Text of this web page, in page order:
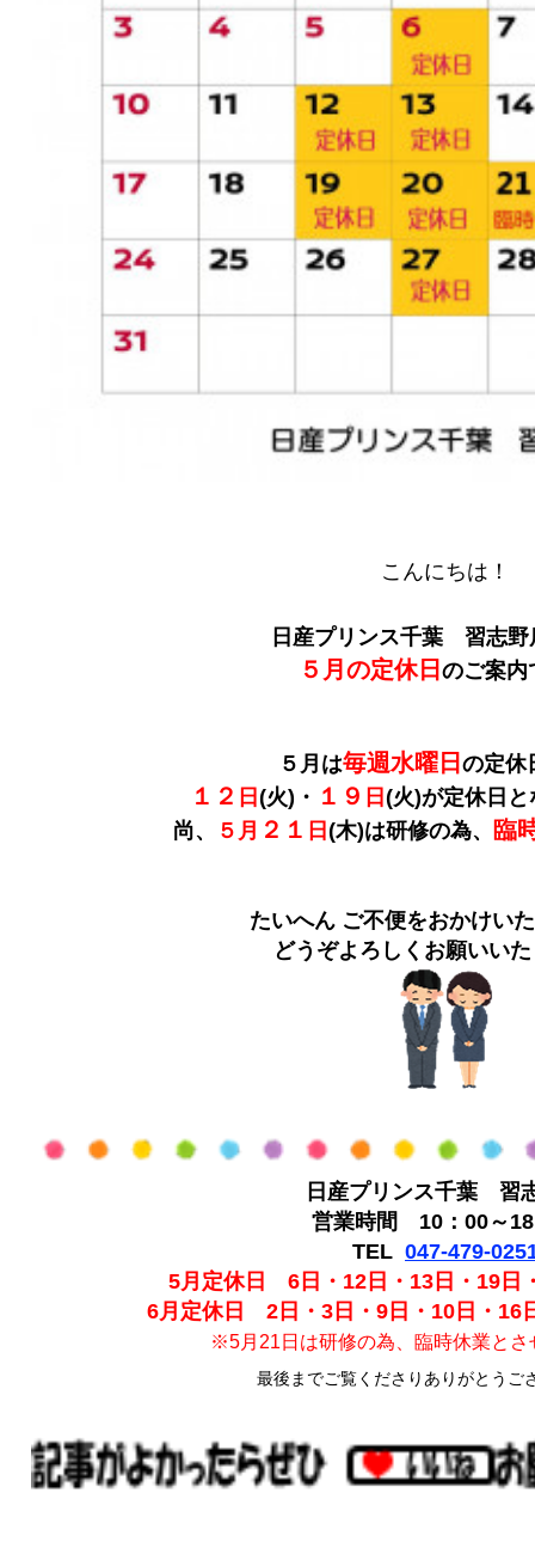
こんにちは！
日産プリンス千葉 習志野
５月の定休日 のご案内
５月は毎週水曜日 の定休
１２ 日 (火)・ １９ 日 (火)が定休日
尚、
５月 ２１ 日 (木)は研修の為、 臨
たいへん ご不便をおかけい
どうぞよろしくお願いい
日産プリンス千葉 習
営業時間 10：00～
TEL 047-479-
5月定休日 6日・12日・13日・19日
6月定休日 2日・3日・9日・10日・16
※5月21日は研修の為、臨時休業とさ
最後までご覧くださりありがとうご